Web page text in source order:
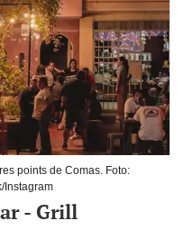
points de Comas. Foto:
Instagram
- Grill